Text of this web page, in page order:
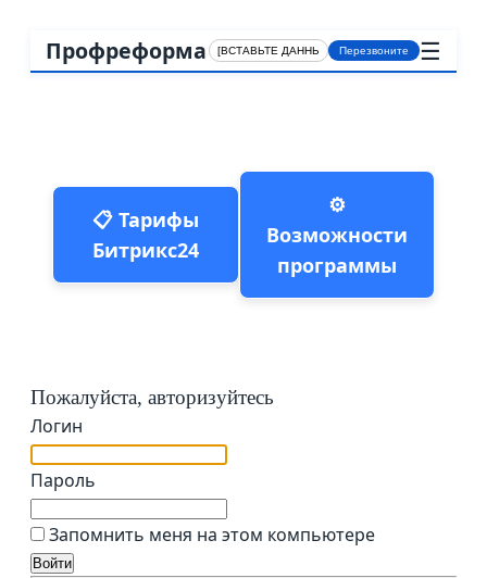
Профреформа ☰
Перезвоните
📋 Тарифы
Битрикс24
⚙️
Возможности
программы
Пожалуйста, авторизуйтесь
Логин
Пароль
Запомнить меня на этом компьютере